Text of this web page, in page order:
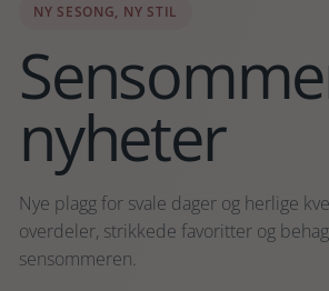
NY SESONG, NY STIL
nyheter
Nye plagg for svale dager og herlige
overdeler, strikkede favoritter og
sensommeren.